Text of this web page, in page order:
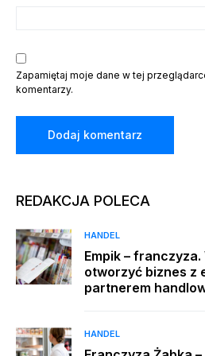
Zapamiętaj moje dane w tej
komentarzy.
REDAKCJA POLECA
HANDEL
Empik –
otworzyć biznes z
partnerem
HANDEL